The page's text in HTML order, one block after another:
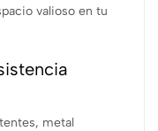
valioso en tu
metal